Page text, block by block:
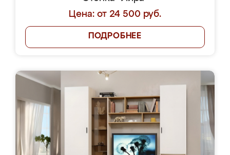
Цена: от 24 500 руб.
ПОДРОБНЕЕ